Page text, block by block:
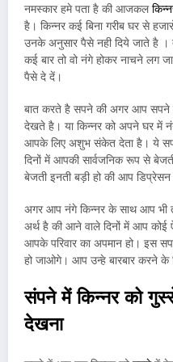
नमस्कार हमे पता है की आजकल
है। किन्नर कई बिना गरीब घर से
उनके अनुसार पैसे नही दिये जाते है ।
कई बार तो वो नंगे होकर नाचने लग
पैसे दे दें।
बात करते है सपने की अगर आप सपने
देखते है। या किन्नर को अपने घर में
आपके लिए अशुभ संकेत देता है। ये
दिनों में आपकी सार्वजनिक रूप से
बेजती इनती बड़ी हो की आप
अगर आप नंगे किन्नर के साथ आप भी
अर्थ है की आने वाले दिनों में आप
आपके परिवार का अपमान हो। इस
हो जाओगे। आप उन्हे बारबार करने के
संपने में किन्नर को
देखना